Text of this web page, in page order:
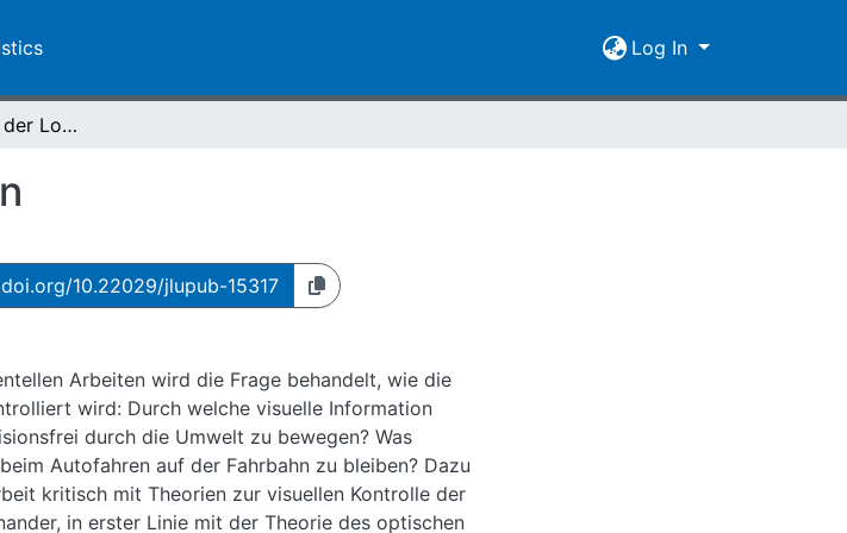
Log In
Visuelle Kontrolle der Lokomotion
10.22029/jlupub-15317
Arbeiten wird die Frage behandelt, wie die
wird: Durch welche visuelle Information
durch die Umwelt zu bewegen? Was
Autofahren auf der Fahrbahn zu bleiben? Dazu
kritisch mit Theorien zur visuellen Kontrolle der
in erster Linie mit der Theorie des optischen